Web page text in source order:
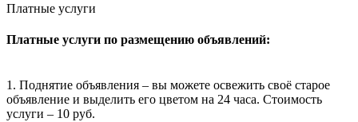
Платные услуги
Платные услуги по размещению объявлений:
1. Поднятие объявления – вы можете освежить своё старое
объявление и выделить его цветом на 24 часа. Стоимость
услуги – 10 руб.